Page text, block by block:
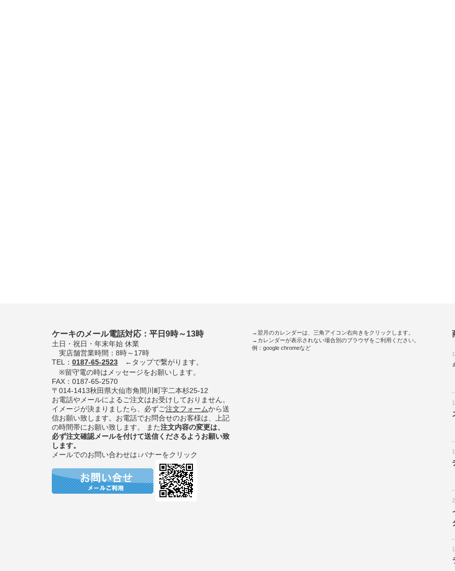
ケーキのメール電話対応：平日9時～13時
土日・祝日・年末年始 休業
実店舗営業時間：8時～17時
TEL： 0187-65-2523 ←タップで繋がります。
※留守電の時はメッセージをお願いします。
FAX：0187-65-2570
〒014-1413秋田県大仙市角間川町字二本杉25-12
お電話やメールによるご注文はお受けしておりません。
イメージが決まりましたら、必ずご注文フォームから送
信お願い致します。お電話でお問合せのお客様は、上記
の時間帯にお願い致します。 また注文内容の変更は、
必ず注文確認メールを付けて送信くださるようお願い致
します。
メールでのお問い合わせは↓バナーをクリック
→翌月のカレンダーは、三角アイコン右向きをクリックします。
→カレンダーが表示されない場合別のブラウザをご利用ください。
例：google chromeなど